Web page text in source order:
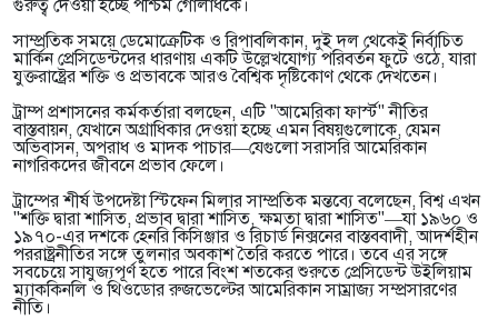
গুরুত্ব দেওয়া হচ্ছে পশ্চিম গোলার্ধকে।
সাম্প্রতিক সময়ে ডেমোক্রেটিক ও রিপাবলিকান, দুই দল থেকেই নির্বাচিত
মার্কিন প্রেসিডেন্টদের ধারণায় একটি উল্লেখযোগ্য পরিবর্তন ফুটে ওঠে, যারা
যুক্তরাষ্ট্রের শক্তি ও প্রভাবকে আরও বৈশ্বিক দৃষ্টিকোণ থেকে দেখতেন।
ট্রাম্প প্রশাসনের কর্মকর্তারা বলছেন, এটি "আমেরিকা ফার্স্ট" নীতির
বাস্তবায়ন, যেখানে অগ্রাধিকার দেওয়া হচ্ছে এমন বিষয়গুলোকে, যেমন
অভিবাসন, অপরাধ ও মাদক পাচার—যেগুলো সরাসরি আমেরিকান
নাগরিকদের জীবনে প্রভাব ফেলে।
ট্রাম্পের শীর্ষ উপদেষ্টা স্টিফেন মিলার সাম্প্রতিক মন্তব্যে বলেছেন, বিশ্ব এখন
"শক্তি দ্বারা শাসিত, প্রভাব দ্বারা শাসিত, ক্ষমতা দ্বারা শাসিত"—যা ১৯৬০ ও
১৯৭০-এর দশকে হেনরি কিসিঞ্জার ও রিচার্ড নিক্সনের বাস্তববাদী, আদর্শহীন
পররাষ্ট্রনীতির সঙ্গে তুলনার অবকাশ তৈরি করতে পারে। তবে এর সঙ্গে
সবচেয়ে সাযুজ্যপূর্ণ হতে পারে বিংশ শতকের শুরুতে প্রেসিডেন্ট উইলিয়াম
ম্যাককিনলি ও থিওডোর রুজভেল্টের আমেরিকান সাম্রাজ্য সম্প্রসারণের
নীতি।